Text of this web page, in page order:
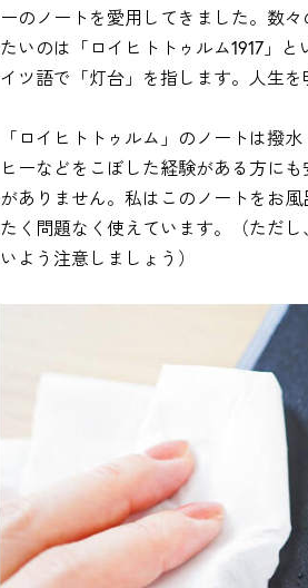
ーのノートを愛用してきました。数
たいのは「ロイヒトトゥルム1917」
イツ語で「灯台」を指します。人生を
「ロイヒトトゥルム」のノートは撥
ヒーなどをこぼした経験がある方に
がありません。私はこのノートをお
たく問題なく使えています。（ただ
いよう注意しましょう）